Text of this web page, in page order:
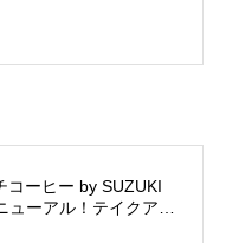
コーヒー by SUZUKI
ューアル！テイクアウ